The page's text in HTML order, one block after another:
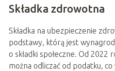
Składka zdrowotna
Składka na ubezpieczenie
podstawy, którą jest
o składki społeczne. Od 2022
można odliczać od podatku, co